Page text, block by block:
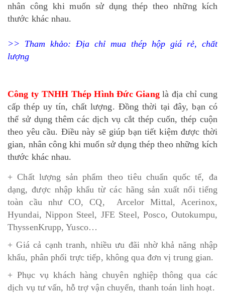
nhân công khi muốn sử dụng thép theo những kích
thước khác nhau.
>> Tham khảo: Địa chỉ mua thép hộp giá rẻ, chất
lượng
Công ty TNHH Thép Hình Đức Gianglà địa chỉ cung
cấp thép uy tín, chất lượng. Đồng thời tại đây, bạn có
thể sử dụng thêm các dịch vụ cắt thép cuốn, thép cuộn
theo yêu cầu. Điều này sẽ giúp bạn tiết kiệm được thời
gian, nhân công khi muốn sử dụng thép theo những kích
thước khác nhau.
+ Chất lượng sản phẩm theo tiêu chuẩn quốc tế, đa
dạng, được nhập khẩu từ các hãng sản xuất nổi tiếng
toàn cầu như CO, CQ, Arcelor Mittal, Acerinox,
Hyundai, Nippon Steel, JFE Steel, Posco, Outokumpu,
ThyssenKrupp, Yusco…
+ Giá cả cạnh tranh, nhiều ưu đãi nhờ khả năng nhập
khẩu, phân phối trực tiếp, không qua đơn vị trung gian.
+ Phục vụ khách hàng chuyên nghiệp thông qua các
dịch vụ tư vấn, hỗ trợ vận chuyển, thanh toán linh hoạt.